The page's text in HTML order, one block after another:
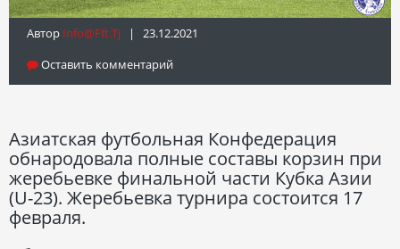
Автор Info@fft.tj | 23.12.2021
Оставить комментарий
Азиатская футбольная Конфедерация
обнародовала полные составы корзин при
жеребьевке финальной части Кубка Азии
(U-23). Жеребьевка турнира состоится 17
февраля.